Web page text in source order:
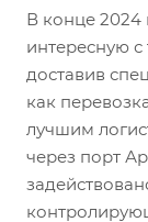
В конце 2024
интересную с
доставив
как
лучшим
через порт